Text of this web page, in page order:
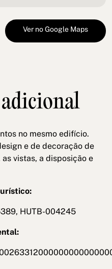
Ver no Google Maps
no mesmo edifício.
e de decoração de
vistas, a disposição e
HUTB-004245